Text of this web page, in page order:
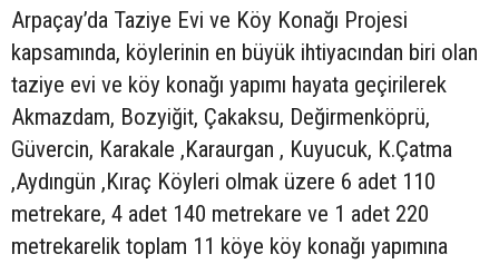
Arpaçay’da Taziye Evi ve Köy Konağı Projesi
kapsamında, köylerinin en büyük ihtiyacından biri olan
taziye evi ve köy konağı yapımı hayata geçirilerek
Akmazdam, Bozyiğit, Çakaksu, Değirmenköprü,
Güvercin, Karakale ,Karaurgan , Kuyucuk, K.Çatma
,Aydıngün ,Kıraç Köyleri olmak üzere 6 adet 110
metrekare, 4 adet 140 metrekare ve 1 adet 220
metrekarelik toplam 11 köye köy konağı yapımına